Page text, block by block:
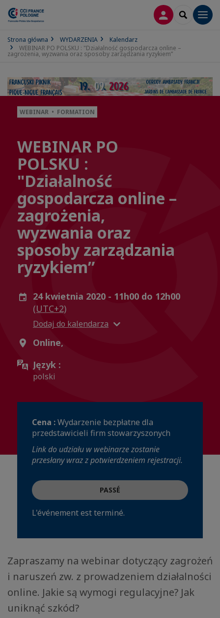
LOGOWANIE
SEARCH
Strona główna WYDARZENIA
Kalendarz
WEBINAR PO POLSKU : "Działalność gospodarcza online –
zagrożenia, wyzwania oraz sposoby zarządzania ryzykiem”
WEBINAR • FORMATION
WEBINAR PO
POLSKU :
"Działalność
gospodarcza online –
zagrożenia,
wyzwania oraz
sposoby zarządzania
ryzykiem”
24 kwietnia 2020 - 11h00 do 12h00
(UTC+2)
Dodaj do kalendarza
Online,
Język :
polski
Cena :Wydarzenie bezpłatne dla
przedstawicieli firm stowarzyszonych
Link do udziału w webinarze zostanie
przesłany wraz z potwierdzeniem rejestracji.
PASSÉ
L'événement est terminé.
Zapraszamy na webinar dotyczący zagrożeń
i naruszeń zw. z prowadzeniem działalności
online. Jakie są wymogi regulacyjne? Jak
uniknąć szkód?